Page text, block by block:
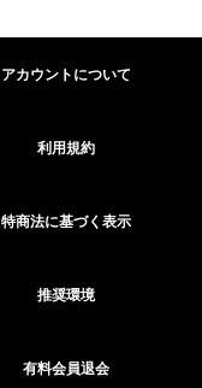
アカウントについて
利用規約
特商法に基づく表示
推奨環境
有料会員退会